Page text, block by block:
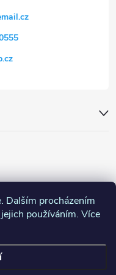
Dalším procházením
používáním. Více